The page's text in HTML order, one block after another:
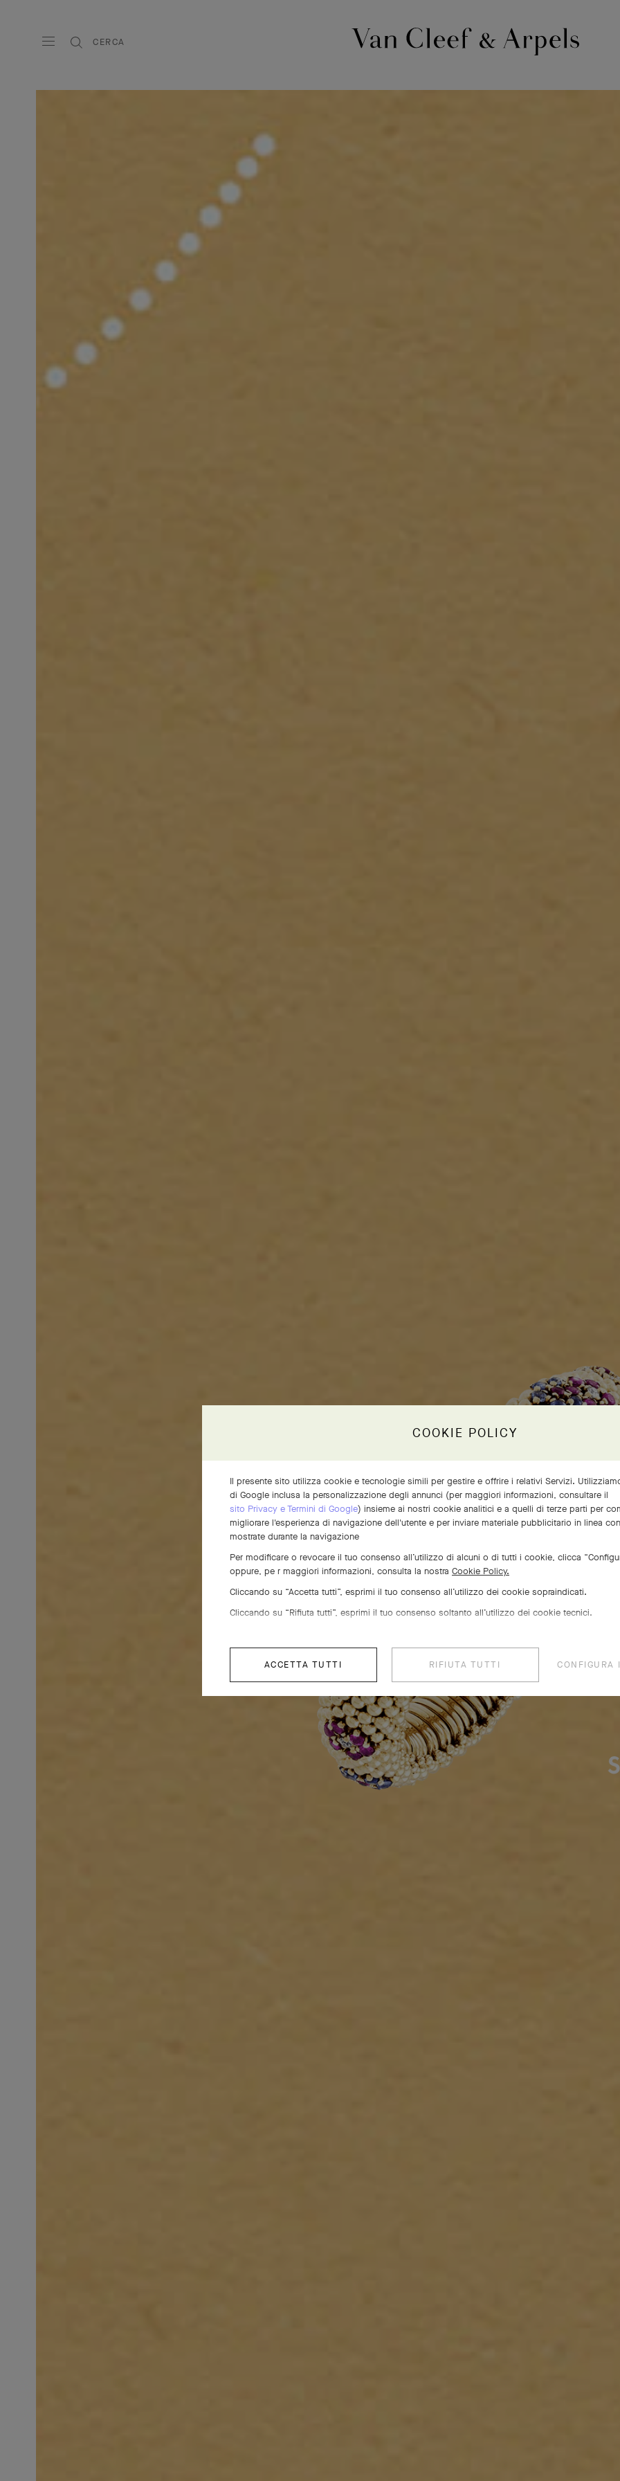
CERCA
Cleef
La perla d’oro, motivo emblematico di Van Cleef
trae ispirazione da un dettaglio decorativo
impreziosisce alcune creazioni degli anni
dando vita a creazioni dalle curve e dai
straordinari.
COOKIE POLICY
Il presente sito utilizza cookie e tecnologie simili per gestire e offrire i relativi Servizi.
di Google inclusa la personalizzazione degli annunci (per maggiori informazioni, consultare il
sito Privacy e Termini di Google) insieme ai nostri cookie analitici e a quelli di terze parti per
migliorare l'esperienza di navigazione dell'utente e per inviare materiale pubblicitario in linea
mostrate durante la navigazione
Per modificare o revocare il tuo consenso all’utilizzo di alcuni o di tutti i cookie, clicca
oppure, pe r maggiori informazioni, consulta la nostra Cookie Policy.
Cliccando su “Accetta tutti”, esprimi il tuo consenso all’utilizzo dei cookie sopraindicati.
Cliccando su “Rifiuta tutti”, esprimi il tuo consenso soltanto all’utilizzo dei cookie tecnici.
ACCETTA TUTTI RIFIUTA TUTTI CONFIGURA